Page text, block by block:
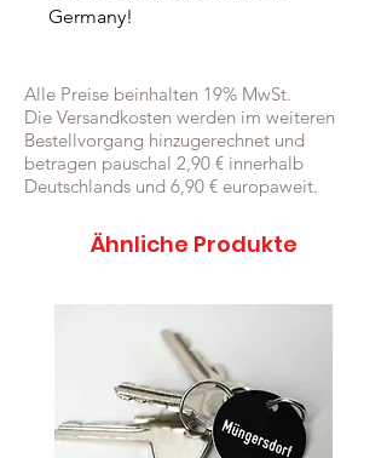
Germany!
Alle Preise beinhalten 19% MwSt.
Die Versandkosten werden im weiteren
Bestellvorgang hinzugerechnet und
betragen pauschal 2,90 € innerhalb
Deutschlands und 6,90 € europaweit.
Ähnliche Produkte